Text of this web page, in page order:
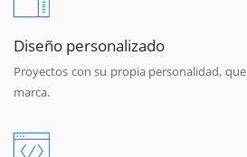
Diseño personalizado
Proyectos con su propia personalidad,
marca.